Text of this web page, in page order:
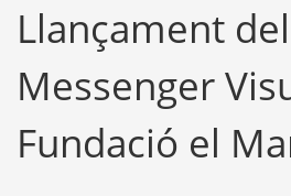
Formació
Eines
Llançament del
Messenger
Fundació el